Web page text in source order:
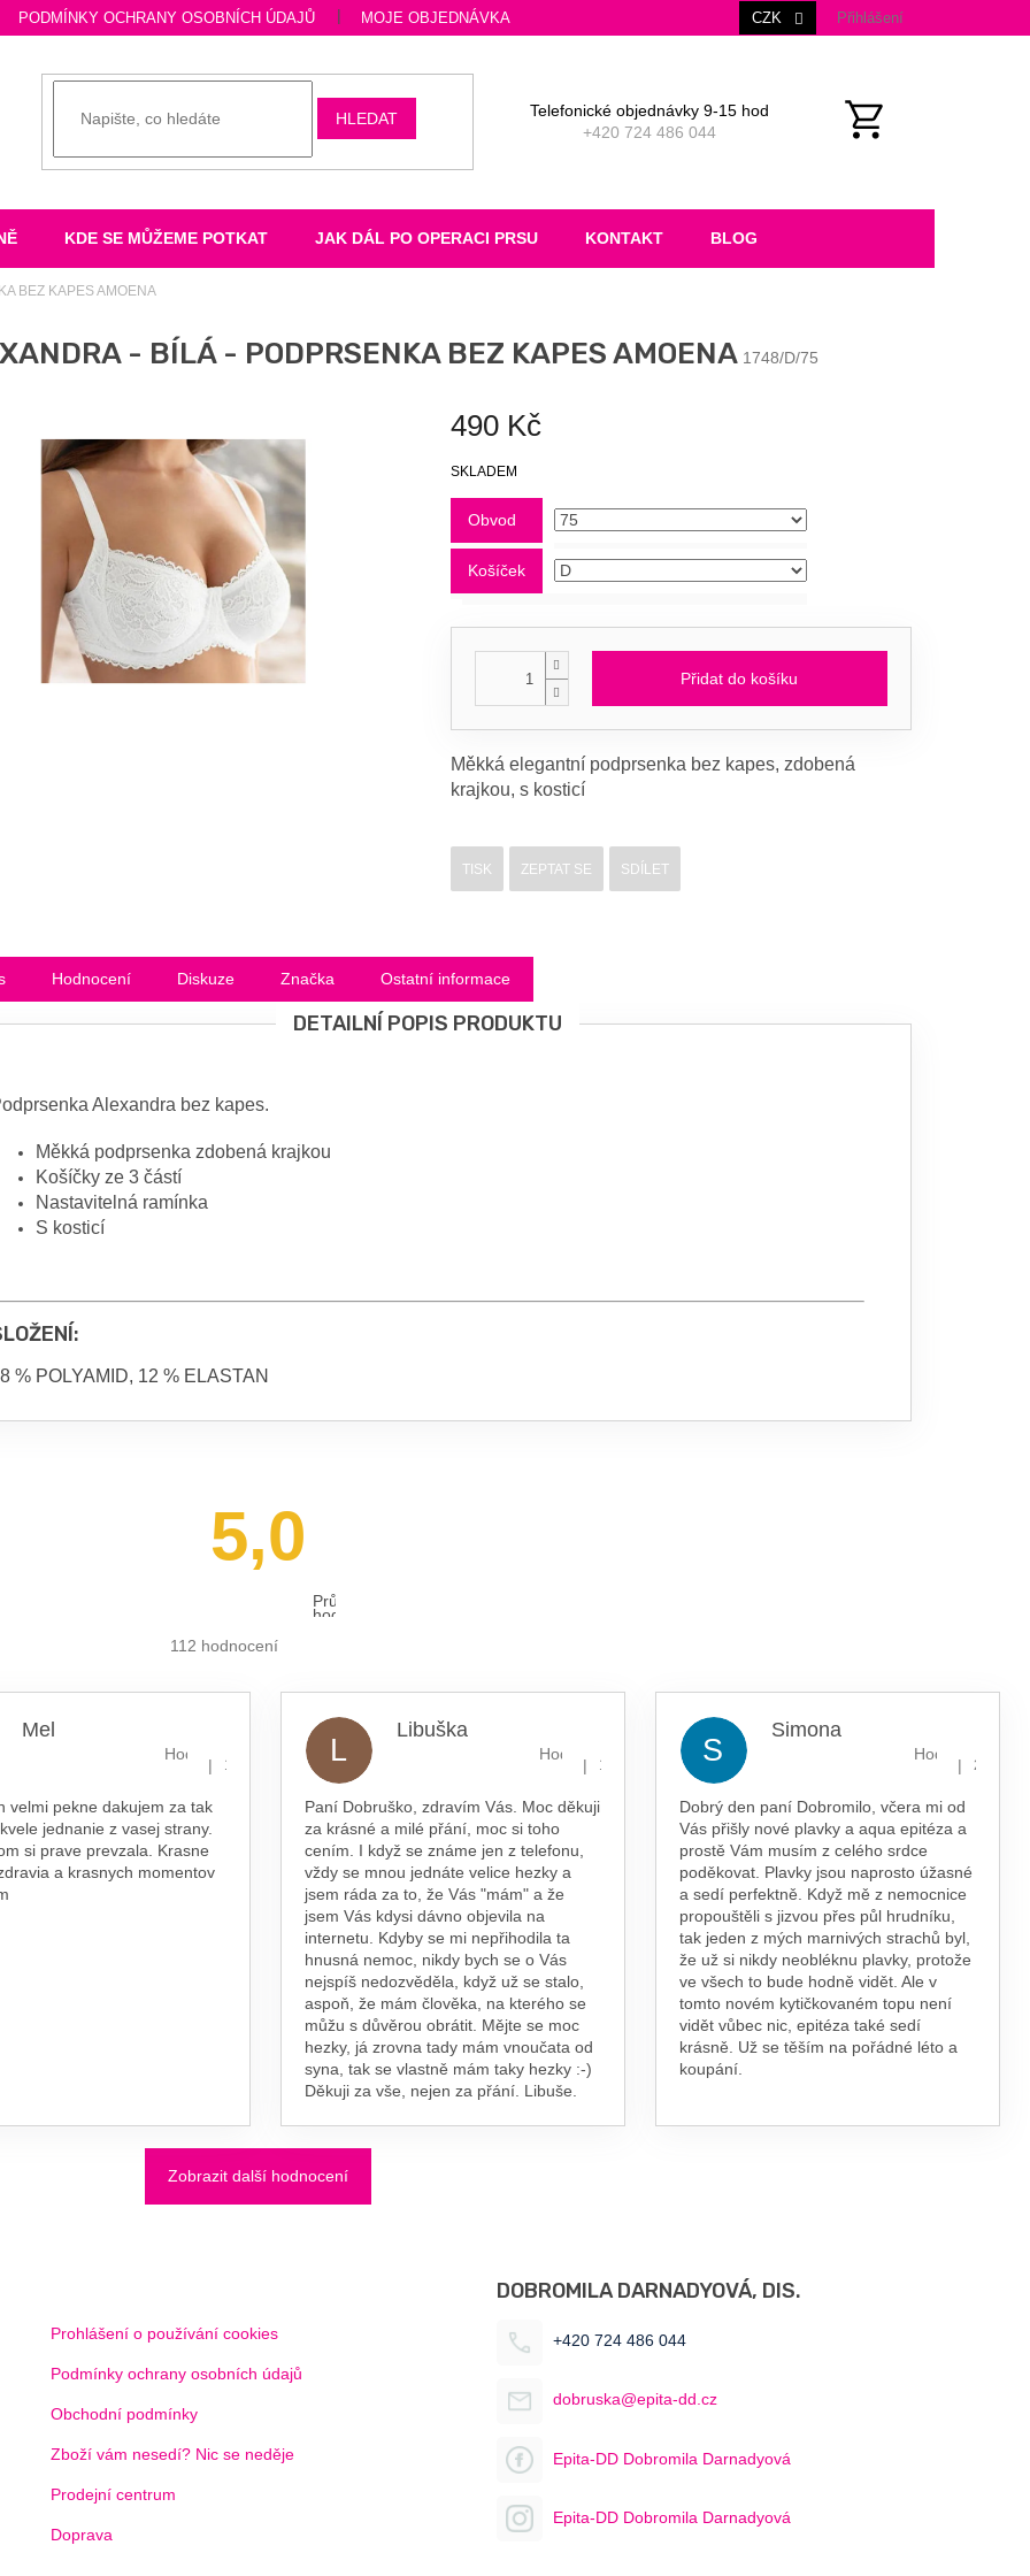
PODMÍNKY OCHRANY OSOBNÍCH ÚDAJŮ MOJE OBJEDNÁVKA CZK Přihlášení
HLEDAT
Telefonické objednávky 9-15 hod
+420 724 486 044
KDE SE MŮŽEME POTKAT JAK DÁL PO OPERACI PRSU KONTAKT BLOG
BEZ KAPES AMOENA
- BÍLÁ - PODPRSENKA BEZ KAPES AMOENA 1748/D/75
490 Kč
Měrná
SKLADEM
Obvod
Košíček
Přidat do košíku
Měkká elegantní podprsenka bez kapes, zdobená
krajkou, s kosticí
TISK ZEPTAT SE SDÍLET
Hodnocení Diskuze Značka Ostatní informace
DETAILNÍ POPIS PRODUKTU
Alexandra bez kapes.
Měkká podprsenka zdobená krajkou
Košíčky ze 3 částí
Nastavitelná ramínka
S kosticí
% POLYAMID, 12 % ELASTAN
5,0
Průměrné
hodnocení
112 hodnocení
Mel
Hodnocení obchodu je 5 z 5 hvězdiček.
| 16.7.2026
velmi pekne dakujem za tak
jednanie z vasej strany.
si prave prevzala. Krasne
a krasnych momentov
L
Libuška
Hodnocení obchodu je 5 z 5 hvězdiček.
| 13.7.2026
Paní Dobruško, zdravím Vás. Moc děkuji
za krásné a milé přání, moc si toho
cením. I když se známe jen z telefonu,
vždy se mnou jednáte velice hezky a
jsem ráda za to, že Vás "mám" a že
jsem Vás kdysi dávno objevila na
internetu. Kdyby se mi nepřihodila ta
hnusná nemoc, nikdy bych se o Vás
nejspíš nedozvěděla, když už se stalo,
aspoň, že mám člověka, na kterého se
můžu s důvěrou obrátit. Mějte se moc
hezky, já zrovna tady mám vnoučata od
syna, tak se vlastně mám taky hezky :-)
Děkuji za vše, nejen za přání. Libuše.
S
Simona
Hodnocení
|
Dobrý den paní Dobromilo, včera mi od
Vás přišly nové plavky a aqua epitéza a
prostě Vám musím z celého srdce
poděkovat. Plavky jsou naprosto úžasné
a sedí perfektně. Když mě z nemocnice
propouštěli s jizvou přes půl hrudníku,
tak jeden z mých marnivých strachů byl,
že už si nikdy neobléknu plavky, protože
ve všech to bude hodně vidět. Ale v
tomto novém kytičkovaném topu není
vidět vůbec nic, epitéza také sedí
krásně. Už se těším na pořádné léto a
koupání.
Zobrazit další hodnocení
Prohlášení o používání cookies
Podmínky ochrany osobních údajů
Obchodní podmínky
Zboží vám nesedí? Nic se neděje
Prodejní centrum
Doprava
DOBROMILA DARNADYOVÁ, DIS.
+420 724 486 044
dobruska@epita-dd.cz
Epita-DD Dobromila Darnadyová
Epita-DD Dobromila Darnadyová